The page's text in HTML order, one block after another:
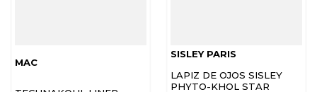
MAC
SISLEY PARIS
LAPIZ DE OJOS SISLEY
PHYTO-KHOL STAR